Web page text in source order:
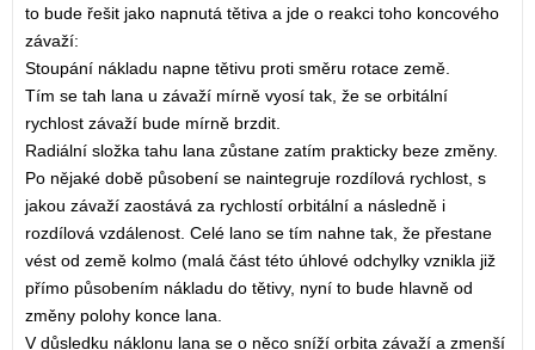
to bude řešit jako napnutá tětiva a jde o reakci toho koncového
závaží:
Stoupání nákladu napne tětivu proti směru rotace země.
Tím se tah lana u závaží mírně vyosí tak, že se orbitální
rychlost závaží bude mírně brzdit.
Radiální složka tahu lana zůstane zatím prakticky beze změny.
Po nějaké době působení se naintegruje rozdílová rychlost, s
jakou závaží zaostává za rychlostí orbitální a následně i
rozdílová vzdálenost. Celé lano se tím nahne tak, že přestane
vést od země kolmo (malá část této úhlové odchylky vznikla již
přímo působením nákladu do tětivy, nyní to bude hlavně od
změny polohy konce lana.
V důsledku náklonu lana se o něco sníží orbita závaží a zmenší